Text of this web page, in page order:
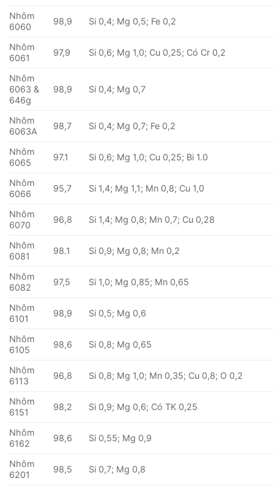
Nhôm
6060
98,9 Si 0,4; Mg 0,5; Fe 0,2
Nhôm
6061
97,9 Si 0,6; Mg 1,0; Cu 0,25; Có Cr 0,2
Nhôm
6063 &
646g
98,9 Si 0,4; Mg 0,7
Nhôm
6063A
98,7 Si 0,4; Mg 0,7; Fe 0,2
Nhôm
6065
97.1 Si 0,6; Mg 1,0; Cu 0,25; Bi 1.0
Nhôm
6066
95,7 Si 1,4; Mg 1,1; Mn 0,8; Cu 1,0
Nhôm
6070
96,8 Si 1,4; Mg 0,8; Mn 0,7; Cu 0,28
Nhôm
6081
98.1 Si 0,9; Mg 0,8; Mn 0,2
Nhôm
6082
97,5 Si 1,0; Mg 0,85; Mn 0,65
Nhôm
6101
98,9 Si 0,5; Mg 0,6
Nhôm
6105
98,6 Si 0,8; Mg 0,65
Nhôm
6113
96,8 Si 0,8; Mg 1,0; Mn 0,35; Cu 0,8; O 0,2
Nhôm
6151
98,2 Si 0,9; Mg 0,6; Có TK 0,25
Nhôm
6162
98,6 Si 0,55; Mg 0,9
Nhôm
6201
98,5 Si 0,7; Mg 0,8